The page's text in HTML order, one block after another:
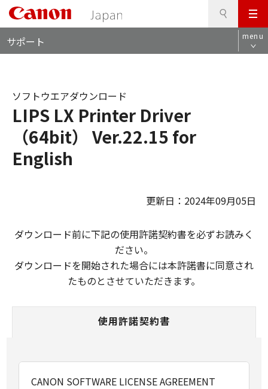
メ
ニ
ュ
サポート menu
LIPS LX Printer Driver
（64bit） Ver.22.15 for
English
ソフトウエアダウンロード
更新日：2024年09月05日
ダウンロード前に下記の使用許諾契約書を必ずお読みく
ださい。
ダウンロードを開始された場合には本許諾書に同意され
たものとさせていただきます。
使用許諾契約書
CANON SOFTWARE LICENSE AGREEMENT